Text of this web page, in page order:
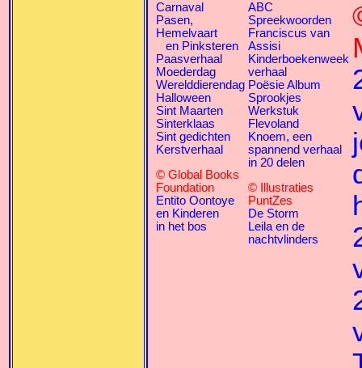
Carnaval
Pasen,
Hemelvaart
en Pinksteren
Paasverhaal
Moederdag
Werelddierendag
Halloween
Sint Maarten
Sinterklaas
Sint gedichten
Kerstverhaal
© Global Books
Foundation
Entito Oontoye
en Kinderen
in het bos
ABC
Spreekwoorden
Franciscus van
Assisi
Kinderboekenweek
verhaal
Poësie Album
Sprookjes
Werkstuk
Flevoland
Knoem, een
spannend verhaal
in 20 delen
© Illustraties
PuntZes
De Storm
Leila en de
nachtvlinders